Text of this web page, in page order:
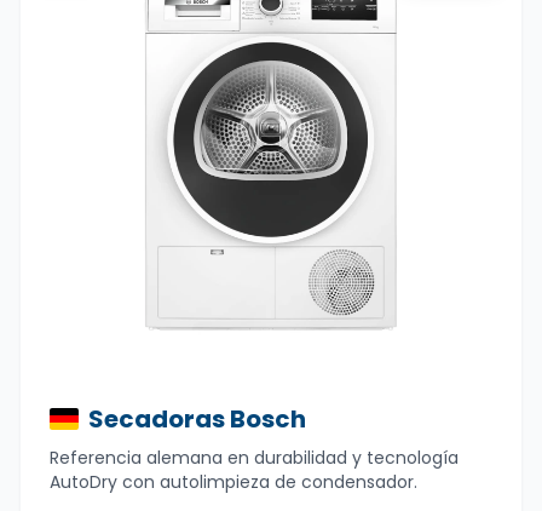
Secadoras Bosch
Referencia alemana en durabilidad y tecnología
AutoDry con autolimpieza de condensador.